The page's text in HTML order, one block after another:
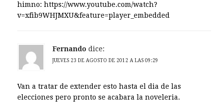
himno: https://www.youtube.com/watch?
v=xfib9WHJMXU&feature=player_embedded
Fernando dice:
JUEVES 23 DE AGOSTO DE 2012 A LAS 09:29
Van a tratar de extender esto hasta el dia de las
elecciones pero pronto se acabara la noveleria.